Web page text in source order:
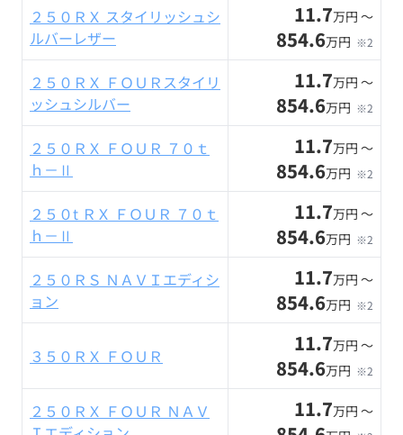
２５０ＲＸ スタイリッシュシ
ルバーレザー
11.7万円 〜
854.6万円 ※2
２５０ＲＸ ＦＯＵＲスタイリ
ッシュシルバー
11.7万円 〜
854.6万円 ※2
２５０ＲＸ ＦＯＵＲ ７０ｔ
ｈ－Ⅱ
11.7万円 〜
854.6万円 ※2
２５０t ＲＸ ＦＯＵＲ ７０ｔ
ｈ－Ⅱ
11.7万円 〜
854.6万円 ※2
２５０ＲＳ ＮＡＶＩエディシ
ョン
11.7万円 〜
854.6万円 ※2
３５０ＲＸ ＦＯＵＲ 11.7万円 〜
854.6万円 ※2
２５０ＲＸ ＦＯＵＲ ＮＡＶ
11.7万円 〜